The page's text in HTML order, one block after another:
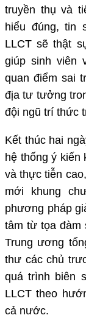
truyền thụ và
hiểu đúng, tin
LLCT sẽ thật
giúp sinh viên
quan điểm sai
địa tư tưởng
đội ngũ trí thức
Kết thúc hai
hệ thống ý kiến
và thực tiễn
mới khung
phương pháp
tâm từ tọa đàm
Trung ương
thư các chủ
quá trình biên
LLCT theo
cả nước.